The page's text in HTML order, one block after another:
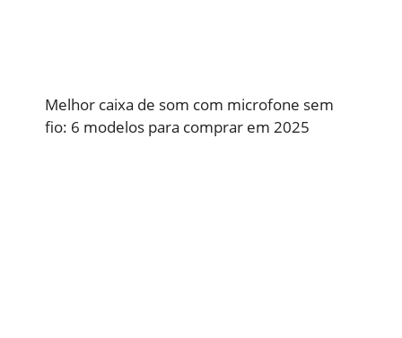
Melhor caixa de som com microfone sem
fio: 6 modelos para comprar em 2025